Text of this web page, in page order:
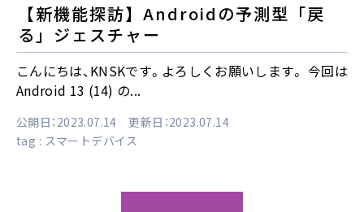
【新機能探訪】Androidの予測型「戻
る」ジェスチャー
こんにちは、KNSKです。よろしくお願いします。 今回は
Android 13 (14) の...
公開日：2023.07.14 更新日：2023.07.14
tag : スマートデバイス